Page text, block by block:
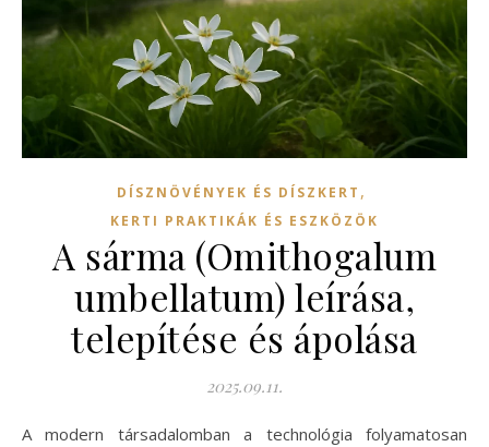
DÍSZNÖVÉNYEK ÉS DÍSZKERT ,
KERTI PRAKTIKÁK ÉS ESZKÖZÖK
A sárma (Omithogalum
umbellatum) leírása,
telepítése és ápolása
2025.09.11.
A modern társadalomban a technológia folyamatosan